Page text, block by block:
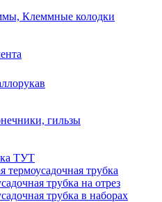
Клеммные колодки
гильзы
ТУТ
термоусадочная трубка
трубка на отрез
трубка в наборах